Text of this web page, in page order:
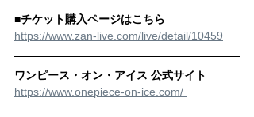
■チケット購入ページはこちら
https://www.zan-live.com/live/detail/10459
ワンピース・オン・アイス 公式サイト
https://www.onepiece-on-ice.com/